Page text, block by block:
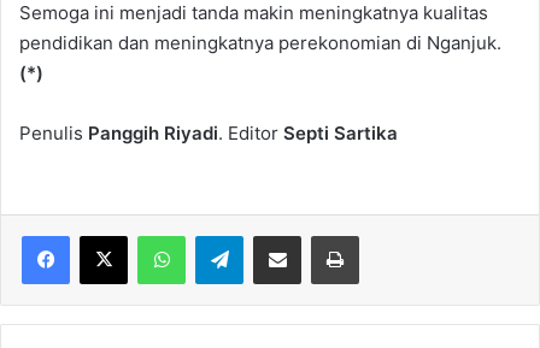
Semoga ini menjadi tanda makin meningkatnya kualitas
pendidikan dan meningkatnya perekonomian di Nganjuk.
(*)
Penulis Panggih Riyadi. Editor Septi Sartika
WhatsAppTelegramShare via Email Cetak